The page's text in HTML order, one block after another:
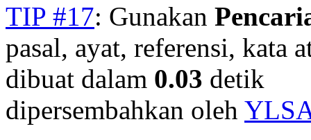
TIP #17: Gunakan
pasal, ayat, referensi, kata
dibuat dalam 0.03 detik
dipersembahkan oleh